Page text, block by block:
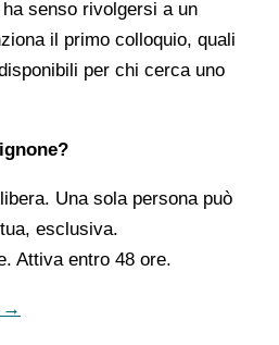
senso rivolgersi a un
il primo colloquio, quali
per chi cerca uno
Una sola persona può
esclusiva.
Attiva entro 48 ore.
→